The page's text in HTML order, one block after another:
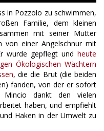
in Pozzolo zu schwimmen,
Familie, dem kleinen
mit seiner Mutter
von einer Angelschnur mit
wurde gepflegt und heute
Ökologischen Wächtern
, die die Brut (die beiden
fanden, von der er sofort
dankt den vielen
haben, und empfiehlt
Haken in der Umwelt zu